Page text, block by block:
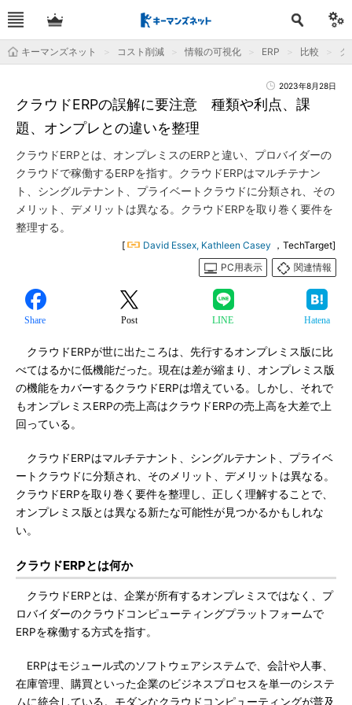
キーマンズネット コスト削減 情報の可視化 ERP 比較
2023年8月28日
クラウドERPの誤解に要注意 種類や利点、課
題、オンプレとの違いを整理
クラウドERPとは、オンプレミスのERPと違い、プロバイダーの
クラウドで稼働するERPを指す。クラウドERPはマルチテナン
ト、シングルテナント、プライベートクラウドに分類され、その
メリット、デメリットは異なる。クラウドERPを取り巻く要件を
整理する。
[ David Essex, Kathleen Casey ，TechTarget]
PC用表示
関連情報
Share Post LINE Hatena
クラウドERPが世に出たころは、先行するオンプレミス版に比
べてはるかに低機能だった。現在は差が縮まり、オンプレミス版
の機能をカバーするクラウドERPは増えている。しかし、それで
もオンプレミスERPの売上高はクラウドERPの売上高を大差で上
回っている。
クラウドERPはマルチテナント、シングルテナント、プライベ
ートクラウドに分類され、そのメリット、デメリットは異なる。
クラウドERPを取り巻く要件を整理し、正しく理解することで、
オンプレミス版とは異なる新たな可能性が見つかるかもしれな
い。
クラウドERPとは何か
クラウドERPとは、企業が所有するオンプレミスではなく、プ
ロバイダーのクラウドコンピューティングプラットフォームで
ERPを稼働する方式を指す。
ERPはモジュール式のソフトウェアシステムで、会計や人事、
在庫管理、購買といった企業のビジネスプロセスを単一のシステ
ムに統合している。モダンなクラウドコンピューティングが普及